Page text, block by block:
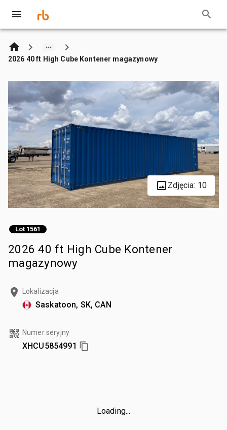
2026 40 ft High Cube Kontener magazynowy
Zdjęcia: 10
Lot 1561
2026 40 ft High Cube Kontener
magazynowy
Lokalizacja
Saskatoon, SK, CAN
Numer seryjny
XHCU5854991
Loading...